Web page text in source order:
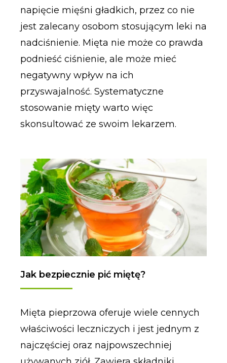
napięcie mięśni gładkich, przez co nie
jest zalecany osobom stosującym leki na
nadciśnienie. Mięta nie może co prawda
podnieść ciśnienie, ale może mieć
negatywny wpływ na ich
przyswajalność. Systematyczne
stosowanie mięty warto więc
skonsultować ze swoim lekarzem.
Jak bezpiecznie pić miętę?
Mięta pieprzowa oferuje wiele cennych
właściwości leczniczych i jest jednym z
najczęściej oraz najpowszechniej